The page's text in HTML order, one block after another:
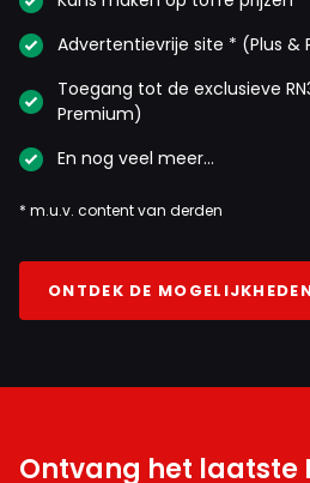
Advertentievrije site * (Plus &
Toegang tot de exclusieve
Premium)
En nog veel meer…
* m.u.v. content van derden
ONTDEK DE
Ontvang het laatste